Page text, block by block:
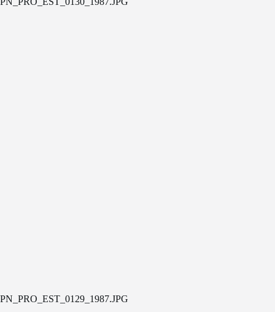
PN_PRO_EST_0129_1987.JPG